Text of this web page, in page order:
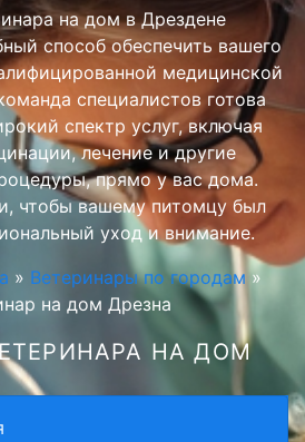
на дом в Дрездене
способ обеспечить вашего
медицинской
специалистов готова
спектр услуг, включая
лечение и другие
прямо у вас дома.
чтобы вашему питомцу был
уход и внимание.
» Ветеринары по городам »
на дом Дрезна
НА ДОМ